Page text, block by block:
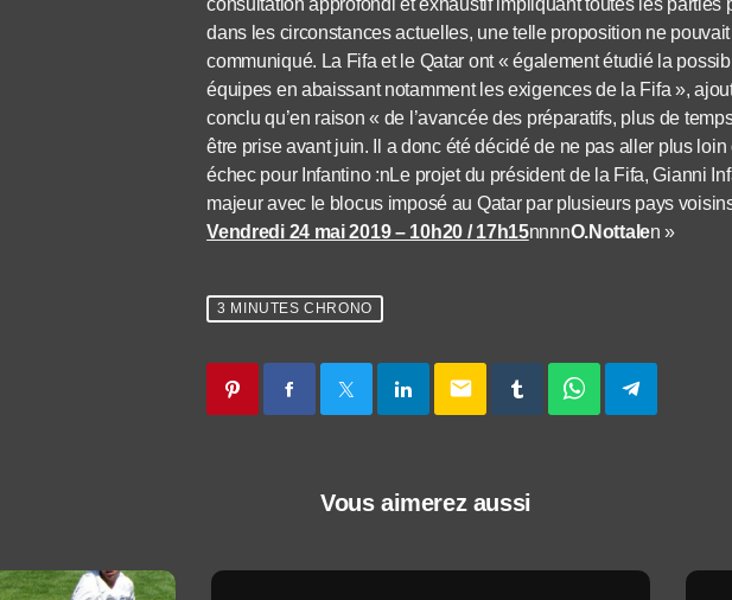
dans les circonstances actuelles, une telle proposition ne
communiqué. La Fifa et le Qatar ont « également étudié la
équipes en abaissant notamment les exigences de la Fifa »,
conclu qu’en raison « de l’avancée des préparatifs, plus de
être prise avant juin. Il a donc été décidé de ne pas aller plus
échec pour Infantino :nLe projet du président de la Fifa, Gianni
majeur avec le blocus imposé au Qatar par plusieurs pays
Vendredi 24 mai 2019 – 10h20 / 17h15nnnnO.Nottalen »
3 MINUTES CHRONO
email
Vous aimerez aussi